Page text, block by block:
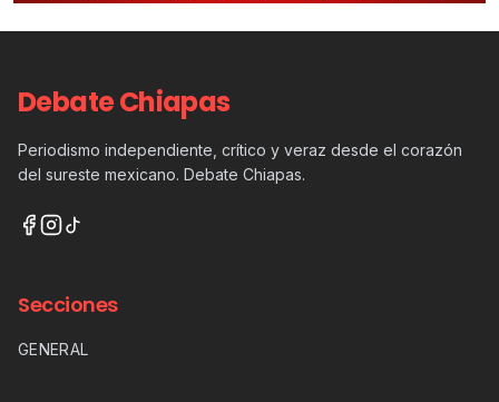
Debate Chiapas
Periodismo independiente, crítico y veraz desde el corazón
del sureste mexicano. Debate Chiapas.
Secciones
GENERAL